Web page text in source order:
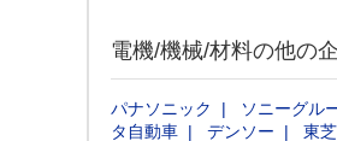
電機/機械/材料の他の
パナソニック ソニーグル
タ自動車
デンソー 東芝